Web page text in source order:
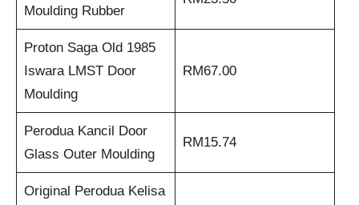
Moulding Rubber
Proton Saga Old 1985
Iswara LMST Door
Moulding
RM67.00
Perodua Kancil Door
Glass Outer Moulding
RM15.74
Original Perodua Kelisa